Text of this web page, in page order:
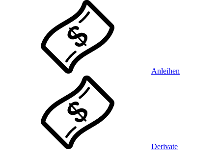
Anleihen
Derivate